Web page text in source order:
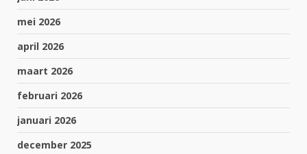
mei 2026
april 2026
maart 2026
februari 2026
januari 2026
december 2025